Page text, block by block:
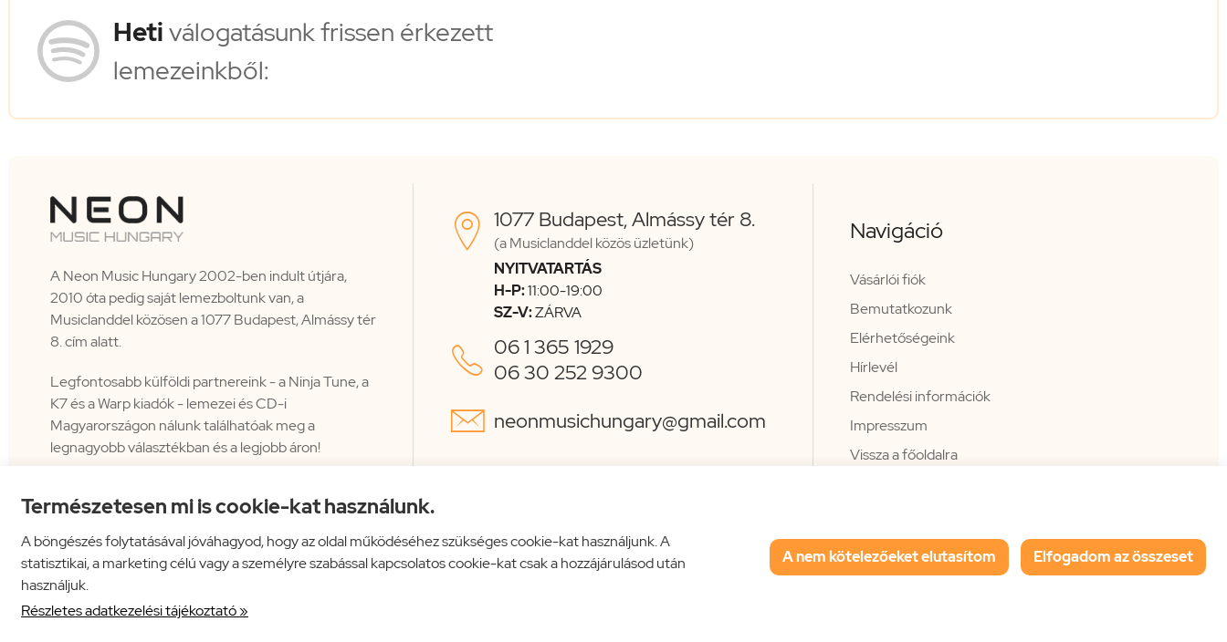
Természetesen mi is cookie-kat használunk.
A böngészés folytatásával jóváhagyod, hogy az oldal működéséhez szükséges cookie-kat használjunk. A
statisztikai, a marketing célú vagy a személyre szabással kapcsolatos cookie-kat csak a hozzájárulásod után
használjuk.
Részletes adatkezelési tájékoztató »
A nem kötelezőeket elutasítom Elfogadom az összeset
Hetiválogatásunk frissen érkezett
lemezeinkből:
A Neon Music Hungary 2002-ben indult útjára,
2010 óta pedig saját lemezboltunk van, a
Musiclanddel közösen a 1077 Budapest, Almássy tér
8. cím alatt.
Legfontosabb külföldi partnereink - a Ninja Tune, a
K7 és a Warp kiadók - lemezei és CD-i
Magyarországon nálunk találhatóak meg a
legnagyobb választékban és a legjobb áron!
 1077 Budapest, Almássy tér 8.
(a Musiclanddel közös üzletünk)
NYITVATARTÁS
H-P:11:00-19:00
SZ-V:ZÁRVA
 06 1 365 1929
06 30 252 9300
 neonmusichungary@gmail.com
Navigáció
Vásárlói fiók
Bemutatkozunk
Elérhetőségeink
Hírlevél
Rendelési információk
Impresszum
Vissza a főoldalra
Neon Music Hungary Bt. ÁSZF